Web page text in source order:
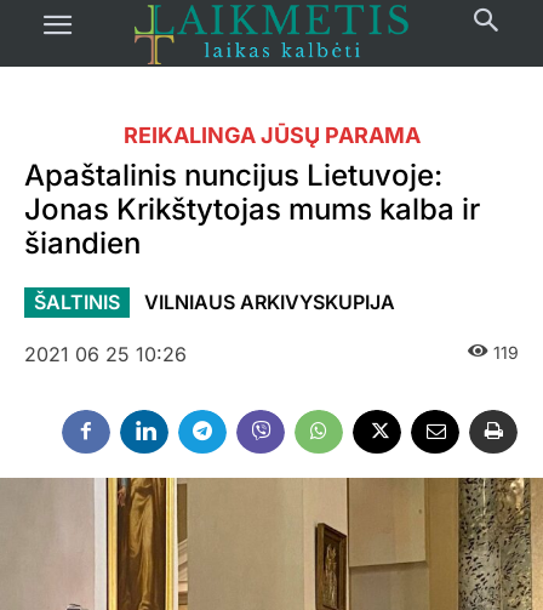
REIKALINGA JŪSŲ PARAMA
Apaštalinis nuncijus Lietuvoje:
Jonas Krikštytojas mums kalba ir
šiandien
ŠALTINIS VILNIAUS ARKIVYSKUPIJA
2021 06 25 10:26 119